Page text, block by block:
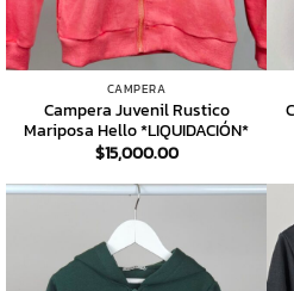
CAMPERA
Campera Juvenil Rustico
Mariposa Hello *LIQUIDACIÓN*
$15,000.00